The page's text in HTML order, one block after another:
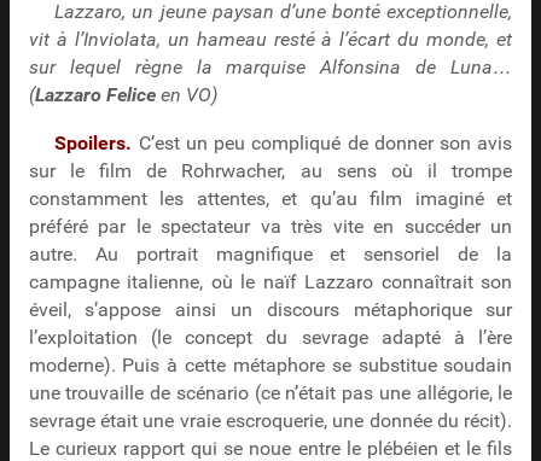
Lazzaro, un jeune paysan d’une bonté exceptionnelle,
vit à l’Inviolata, un hameau resté à l’écart du monde, et
sur lequel règne la marquise Alfonsina de Luna…
(Lazzaro Feliceen VO)
Spoilers. C’est un peu compliqué de donner son avis
sur le film de Rohrwacher, au sens où il trompe
constamment les attentes, et qu’au film imaginé et
préféré par le spectateur va très vite en succéder un
autre. Au portrait magnifique et sensoriel de la
campagne italienne, où le naïf Lazzaro connaîtrait son
éveil, s’appose ainsi un discours métaphorique sur
l’exploitation (le concept du sevrage adapté à l’ère
moderne). Puis à cette métaphore se substitue soudain
une trouvaille de scénario (ce n’était pas une allégorie, le
sevrage était une vraie escroquerie, une donnée du récit).
Le curieux rapport qui se noue entre le plébéien et le fils